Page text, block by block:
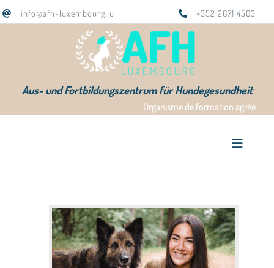
Zum
Inhalt
info@afh-luxembourg.lu +352 2671 4503
Aus- und Fortbildungszentrum für Hundegesundheit
Organisme de formation agréé
Toggle
Ausbildungen
Das Team